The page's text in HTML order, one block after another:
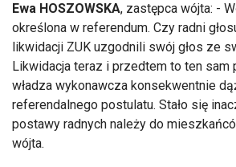
Ewa HOSZOWSKA, zastępca wójta: -
określona w referendum. Czy radni
likwidacji ZUK uzgodnili swój głos ze
Likwidacja teraz i przedtem to ten sam
władza wykonawcza konsekwentnie
referendalnego postulatu. Stało się
postawy radnych należy do
wójta.